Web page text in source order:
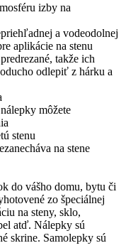
izby na
a vodeodolnej
aplikácie na stenu
takže ich
odlepiť z hárku a
môžete
stenu
na stene
do vášho domu, bytu či
zo špeciálnej
na steny, sklo,
atď. Nálepky sú
skrine. Samolepky sú